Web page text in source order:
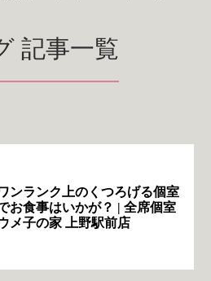
記事一覧
ンランク上のくつろげる個室
お食事はいかが？ | 全席個室
メ子の家 上野駅前店